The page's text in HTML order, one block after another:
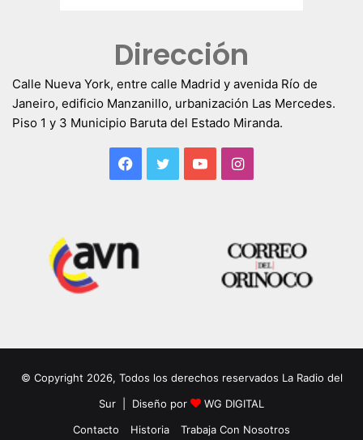
Dirección
Calle Nueva York, entre calle Madrid y avenida Río de
Janeiro, edificio Manzanillo, urbanización Las Mercedes.
Piso 1 y 3 Municipio Baruta del Estado Miranda.
Facebook
TwitterYouTubeInstagram
© Copyright 2026, Todos los derechos reservados La Radio del
Sur | Diseño por
WG DIGITAL
Contacto
Historia Trabaja Con Nosotros